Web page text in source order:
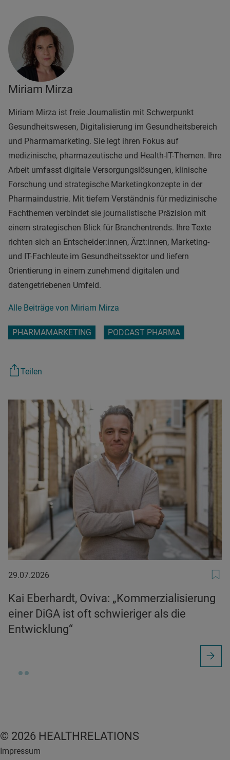
Miriam Mirza
Miriam Mirza ist freie Journalistin mit Schwerpunkt
Gesundheitswesen, Digitalisierung im Gesundheitsbereich
und Pharmamarketing. Sie legt ihren Fokus auf
medizinische, pharmazeutische und Health-IT-Themen. Ihre
Arbeit umfasst digitale Versorgungslösungen, klinische
Forschung und strategische Marketingkonzepte in der
Pharmaindustrie. Mit tiefem Verständnis für medizinische
Fachthemen verbindet sie journalistische Präzision mit
einem strategischen Blick für Branchentrends. Ihre Texte
richten sich an Entscheider:innen, Ärzt:innen, Marketing-
und IT-Fachleute im Gesundheitssektor und liefern
Orientierung in einem zunehmend digitalen und
datengetriebenen Umfeld.
Alle Beiträge von Miriam Mirza
PHARMAMARKETING PODCAST PHARMA
Teilen
29.07.2026
29.07.2026
Kai Eberhardt, Oviva: „Kommerzialisierung
einer DiGA ist oft schwieriger als die
Entwicklung“
© 2026 HEALTHRELATIONS
Impressum